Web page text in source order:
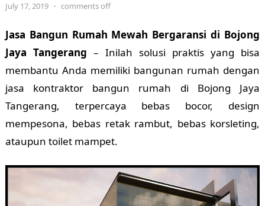
July 17, 2019 • comments off
Jasa Bangun Rumah Mewah Bergaransi di Bojong
Jaya Tangerang – Inilah solusi praktis yang bisa
membantu Anda memiliki bangunan rumah dengan
jasa kontraktor bangun rumah di Bojong Jaya
Tangerang, terpercaya bebas bocor, design
mempesona, bebas retak rambut, bebas korsleting,
ataupun toilet mampet.